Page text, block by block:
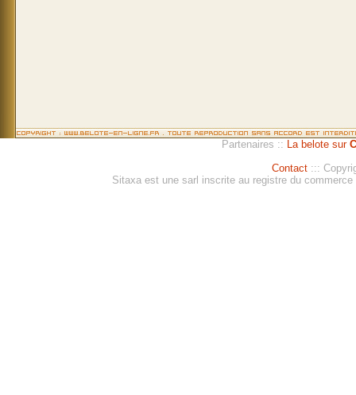
Partenaires :: La belote sur
Contact :::
Sitaxa est une sarl inscrite au registre du